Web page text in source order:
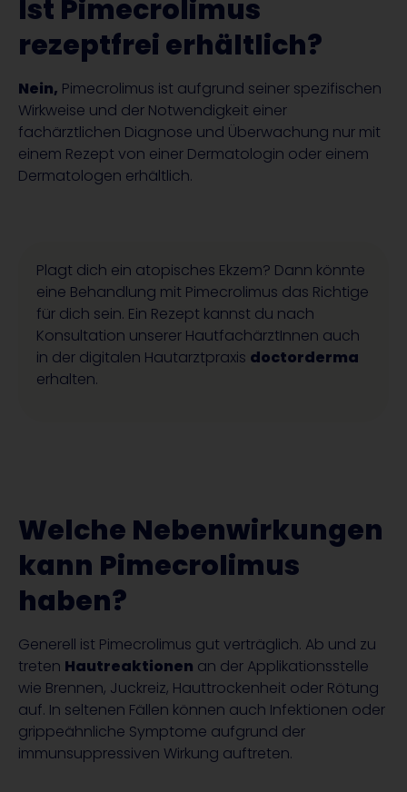
Ist Pimecrolimus
rezeptfrei erhältlich?
Nein, Pimecrolimus ist aufgrund seiner spezifischen
Wirkweise und der Notwendigkeit einer
fachärztlichen Diagnose und Überwachung nur mit
einem Rezept von einer Dermatologin oder einem
Dermatologen erhältlich.
Plagt dich ein atopisches Ekzem? Dann könnte
eine Behandlung mit Pimecrolimus das Richtige
für dich sein. Ein Rezept kannst du nach
Konsultation unserer HautfachärztInnen auch
in der digitalen Hautarztpraxis doctorderma
erhalten.
Welche Nebenwirkungen
kann Pimecrolimus
haben?
Generell ist Pimecrolimus gut verträglich. Ab und zu
treten Hautreaktionen an der Applikationsstelle
wie Brennen, Juckreiz, Hauttrockenheit oder Rötung
auf. In seltenen Fällen können auch Infektionen oder
grippeähnliche Symptome aufgrund der
immunsuppressiven Wirkung auftreten.